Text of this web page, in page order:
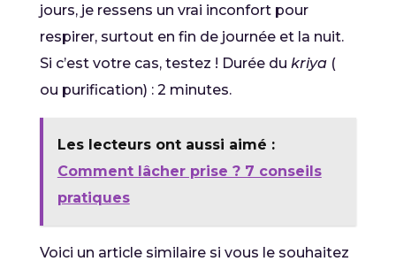
jours, je ressens un vrai inconfort pour
respirer, surtout en fin de journée et la nuit.
Si c’est votre cas, testez ! Durée du kriya(
ou purification) : 2 minutes.
Les lecteurs ont aussi aimé :
Comment lâcher prise ? 7 conseils
pratiques
Voici un article similaire si vous le souhaitez